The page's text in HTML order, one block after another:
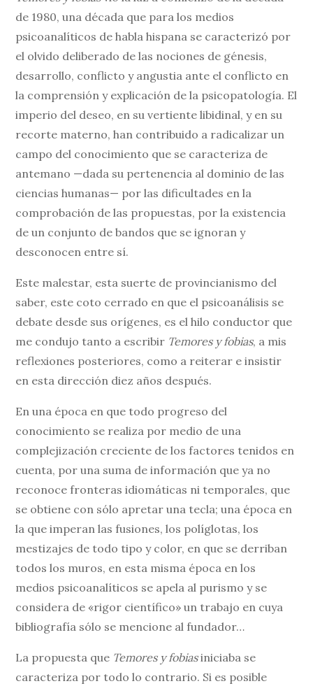
de 1980, una década que para los medios
psicoanalíticos de habla hispana se caracterizó por
el olvido deliberado de las nociones de génesis,
desarrollo, conflicto y angustia ante el conflicto en
la comprensión y explicación de la psicopatología. El
imperio del deseo, en su vertiente libidinal, y en su
recorte materno, han contribuido a radicalizar un
campo del conocimiento que se caracteriza de
antemano —dada su pertenencia al dominio de las
ciencias humanas— por las dificultades en la
comprobación de las propuestas, por la existencia
de un conjunto de bandos que se ignoran y
desconocen entre sí.
Este malestar, esta suerte de provincianismo del
saber, este coto cerrado en que el psicoanálisis se
debate desde sus orígenes, es el hilo conductor que
me condujo tanto a escribir Temores y fobias, a mis
reflexiones posteriores, como a reiterar e insistir
en esta dirección diez años después.
En una época en que todo progreso del
conocimiento se realiza por medio de una
complejización creciente de los factores tenidos en
cuenta, por una suma de información que ya no
reconoce fronteras idiomáticas ni temporales, que
se obtiene con sólo apretar una tecla; una época en
la que imperan las fusiones, los políglotas, los
mestizajes de todo tipo y color, en que se derriban
todos los muros, en esta misma época en los
medios psicoanalíticos se apela al purismo y se
considera de «rigor científico» un trabajo en cuya
bibliografía sólo se mencione al fundador…
La propuesta que Temores y fobiasiniciaba se
caracteriza por todo lo contrario. Si es posible